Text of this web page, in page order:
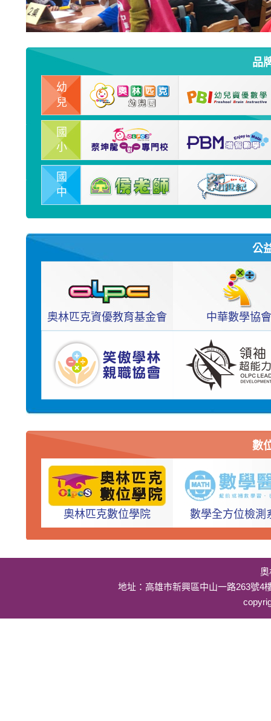
品
幼
兒
國
小
國
中
公
奧林匹克資優教育基金會 中華數學協會
數
奧林匹克數位學院 數學全方位檢測
奧
地址：高雄市新興區中山一路263